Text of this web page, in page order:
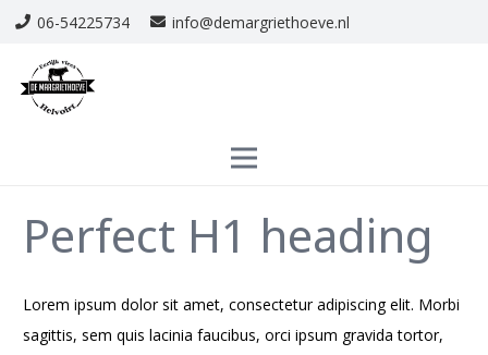
06-54225734 info@demargriethoeve.nl
Perfect H1 heading
Lorem ipsum dolor sit amet, consectetur adipiscing elit. Morbi
sagittis, sem quis lacinia faucibus, orci ipsum gravida tortor,